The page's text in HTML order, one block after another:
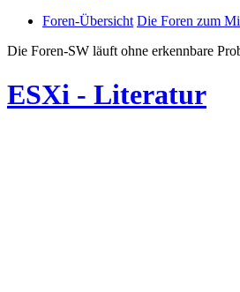
Foren-Übersicht Die Foren zum
Die Foren-SW läuft ohne erkennbare
ESXi - Literatur